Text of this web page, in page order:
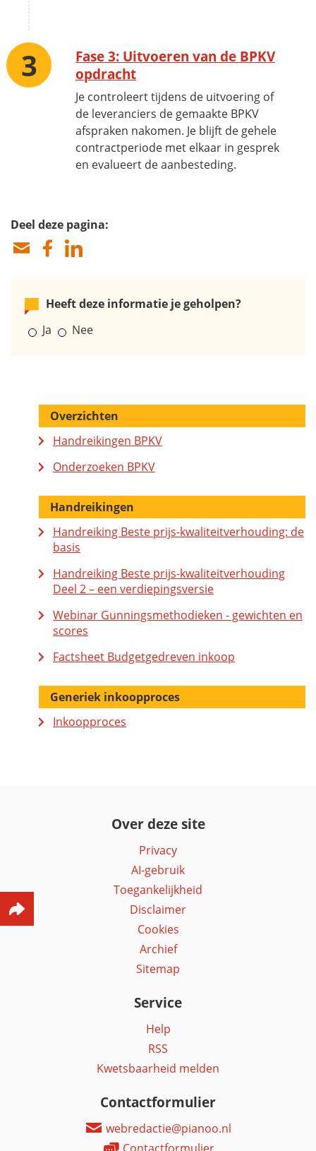
Fase 3: Uitvoeren van de BPKV
opdracht
Je controleert tijdens de uitvoering of
de leveranciers de gemaakte BPKV
afspraken nakomen. Je blijft de gehele
contractperiode met elkaar in gesprek
en evalueert de aanbesteding.
Deel deze pagina:
Heeft deze informatie je geholpen?
Ja
Nee
Overzichten
Handreikingen BPKV
Onderzoeken BPKV
Handreikingen
Handreiking Beste prijs-kwaliteitverhouding: de
basis
Handreiking Beste prijs-kwaliteitverhouding
Deel 2 – een verdiepingsversie
Webinar Gunningsmethodieken - gewichten en
scores
Factsheet Budgetgedreven inkoop
Generiek inkoopproces
Inkoopproces
Over deze site
Privacy
AI-gebruik
Toegankelijkheid
Disclaimer
Cookies
Archief
Sitemap
Service
Help
RSS
Kwetsbaarheid melden
Contactformulier
webredactie@pianoo.nl